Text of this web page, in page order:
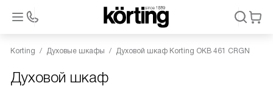
Korting Духовые шкафы Духовой шкаф Korting OKB 461 CRGN
Духовой шкаф